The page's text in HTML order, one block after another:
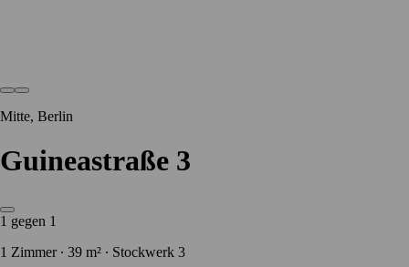
Mitte, Berlin
Guineastraße 3
1 gegen 1
1 Zimmer ∙ 39 m² ∙ Stockwerk 3